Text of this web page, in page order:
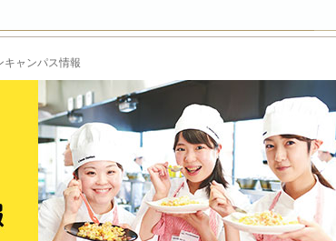
キャンパス情報